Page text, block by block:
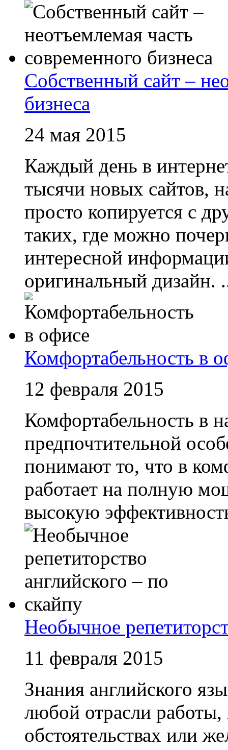
Собственный сайт –
бизнеса
24 мая 2015
Каждый день в
тысячи новых сайтов,
просто копируется с
таких, где можно
интересной
оригинальный дизайн.
Комфортабельность в
12 февраля 2015
Комфортабельность в
предпочтительной
понимают то, что в
работает на полную
высокую
Необычное
11 февраля 2015
Знания английского
любой отрасли
обстоятельствах или